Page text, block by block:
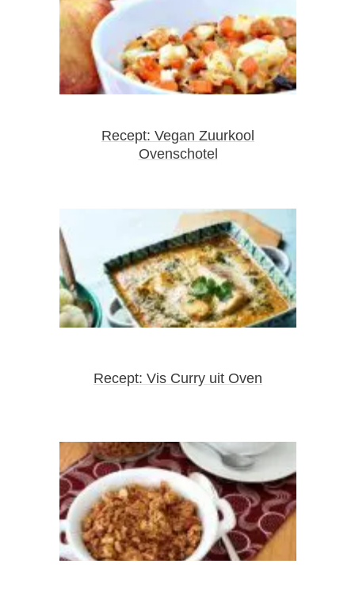
Recept: Vegan Zuurkool
Ovenschotel
Recept: Vis Curry uit Oven